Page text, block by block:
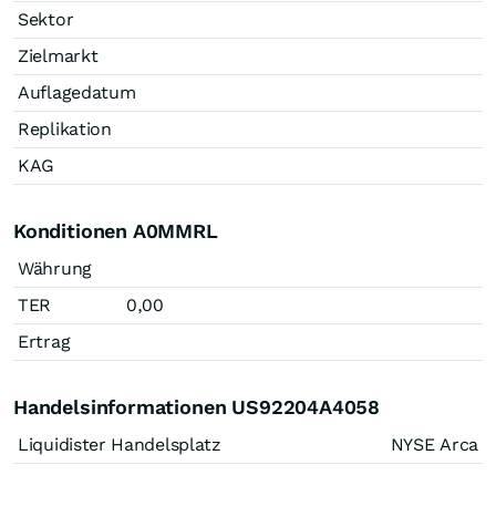
Sektor
Zielmarkt
Auflagedatum
Replikation
KAG
Konditionen A0MMRL
Währung
TER
0,00
Ertrag
Handelsinformationen US92204A4058
Liquidister Handelsplatz NYSE Arca